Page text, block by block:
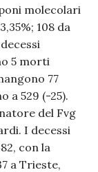
molecolari
108 da
5 morti
77
a 529 (-25).
del Fvg
I decessi
con la
a Trieste,